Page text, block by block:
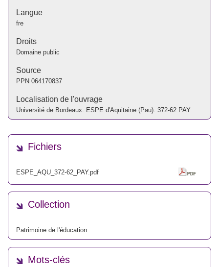
Langue
fre
Droits
Domaine public
Source
PPN 064170837
Localisation de l'ouvrage
Université de Bordeaux. ESPE d'Aquitaine (Pau). 372-62 PAY
Fichiers
ESPE_AQU_372-62_PAY.pdf
Collection
Patrimoine de l'éducation
Mots-clés